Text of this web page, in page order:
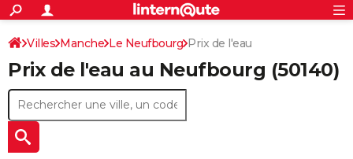
ACTUALITÉS
Politique
Société
Faits Divers
Education
Monde
Villes
+
SPORT
Coupe du monde 2026
Football
Tennis
Cyclisme
Rugby
Forum
Programme TV
TNTStreaming
Cinéma
Sorties cinéma
Musique
Retraite
Impôts
Epargne
Immobilier
Risques naturels par ville
Banque
Assurance
Crédit
AUTO
S'inscrire
Connexion
Villes Manche Le Neufbourg Prix de l'eau
Prix de l'eau au Neufbourg (50140)